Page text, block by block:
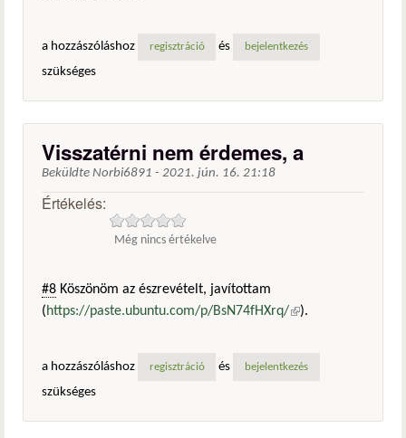
a hozzászóláshoz regisztráció és bejelentkezés
szükséges
Visszatérni nem érdemes, a
Beküldte Norbi6891 - 2021. jún. 16. 21:18
Értékelés:
Még nincs értékelve
#8 Köszönöm az észrevételt, javítottam
(https://paste.ubuntu.com/p/BsN74fHXrq/(külső
).
a hozzászóláshoz regisztráció és bejelentkezés
szükséges